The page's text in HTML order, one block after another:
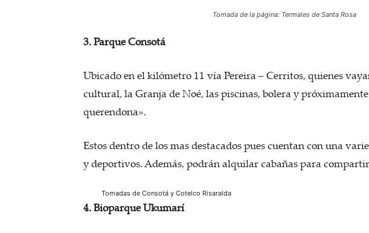
Tomada de la página: Termales de Santa Rosa
3. Parque Consotá
Ubicado en el kilómetro 11 vía Pereira – Cerritos, quienes
cultural, la Granja de Noé, las piscinas, bolera y
querendona».
Estos dentro de los mas destacados pues cuentan con una
y deportivos. Además, podrán alquilar cabañas para
Tomadas de Consotá y Cotelco Risaralda
4. Bioparque Ukumarí